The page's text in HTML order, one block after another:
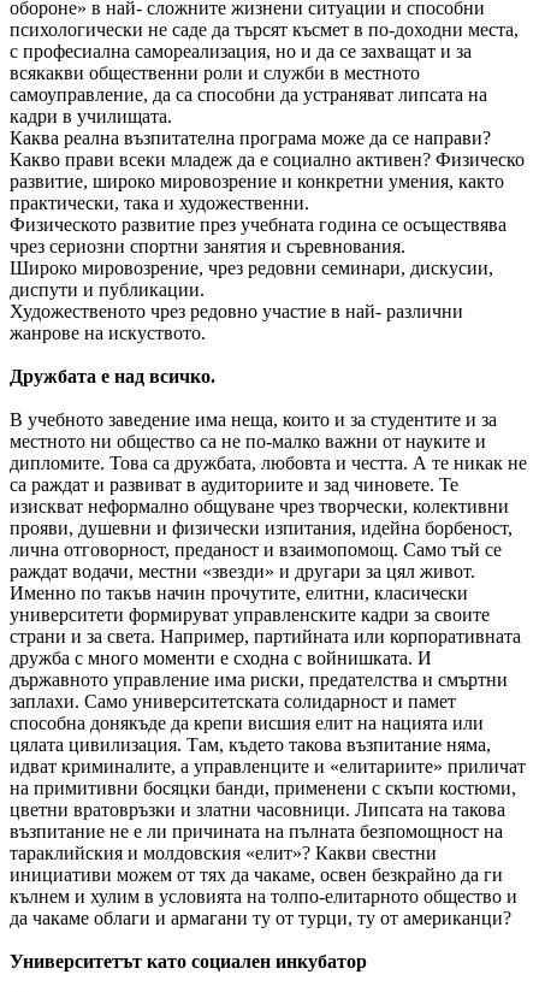
обороне» в най- сложните жизнени ситуации и способни
психологически не саде да търсят късмет в по-доходни места,
с професиална самореализация, но и да се захващат и за
всякакви общественни роли и служби в местното
самоуправление, да са способни да устраняват липсата на
кадри в училищата.
Каква реална възпитателна програма може да се направи?
Какво прави всеки младеж да е социално активен? Физическо
развитие, широко мировозрение и конкретни умения, както
практически, така и художественни.
Физическото развитие през учебната година се осъществява
чрез сериозни спортни занятия и съревнования.
Широко мировозрение, чрез редовни семинари, дискусии,
диспути и публикации.
Художественото чрез редовно участие в най- различни
жанрове на искуството.
Дружбата е над всичко.
В учебното заведение има неща, които и за студентите и за
местното ни общество са не по-малко важни от науките и
дипломите. Това са дружбата, любовта и честта. А те никак не
са раждат и развиват в аудиториите и зад чиновете. Те
изискват неформално общуване чрез творчески, колективни
прояви, душевни и физически изпитания, идейна борбеност,
лична отговорност, преданост и взаимопомощ. Само тъй се
раждат водачи, местни «звезди» и другари за цял живот.
Именно по такъв начин прочутите, елитни, класически
университети формируват управленските кадри за своите
страни и за света. Например, партийната или корпоративната
дружба с много моменти е сходна с войнишката. И
държавното управление има риски, предателства и смъртни
заплахи. Само университетската солидарност и памет
способна донякъде да крепи висшия елит на нацията или
цялата цивилизация. Там, където такова възпитание няма,
идват криминалите, а управленците и «елитариите» приличат
на примитивни босяцки банди, применени с скъпи костюми,
цветни вратовръзки и златни часовници. Липсата на такова
възпитание не е ли причината на пълната безпомощност на
тараклийския и молдовския «елит»? Какви свестни
инициативи можем от тях да чакаме, освен безкрайно да ги
кълнем и хулим в условията на толпо-елитарното общество и
да чакаме облаги и армагани ту от турци, ту от американци?
Университетът като социален инкубатор